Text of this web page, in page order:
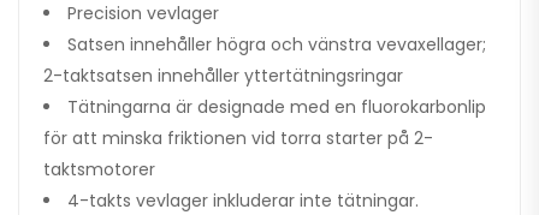
Precision vevlager
Satsen innehåller högra och vänstra vevaxellager;
2-taktsatsen innehåller yttertätningsringar
Tätningarna är designade med en fluorokarbonlip
för att minska friktionen vid torra starter på 2-
taktsmotorer
4-takts vevlager inkluderar inte tätningar.